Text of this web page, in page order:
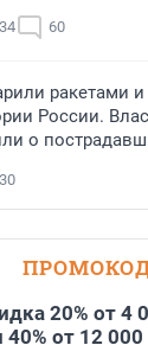
60
ракетами
России.
о
20% от 4
40% от 12